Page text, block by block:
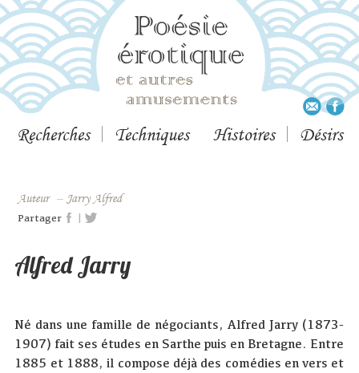
Recherches Techniques Histoires Désirs
Auteur – Jarry Alfred
Partager |
Alfred Jarry
Né dans une famille de négociants, Alfred Jarry (1873-
1907) fait ses études en Sarthe puis en Bretagne. Entre
1885 et 1888, il compose déjà des comédies en vers et